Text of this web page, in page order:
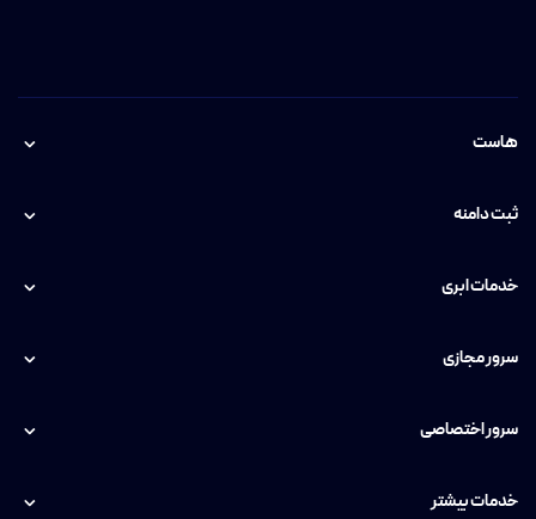
امکان پرداخت ریالی و ثبات قیمتی، خیال شما از مدیریت هزینه‌ها راحت
هاست
ثبت دامنه
خدمات ابری
سرور مجازی
سرور اختصاصی
خدمات بیشتر